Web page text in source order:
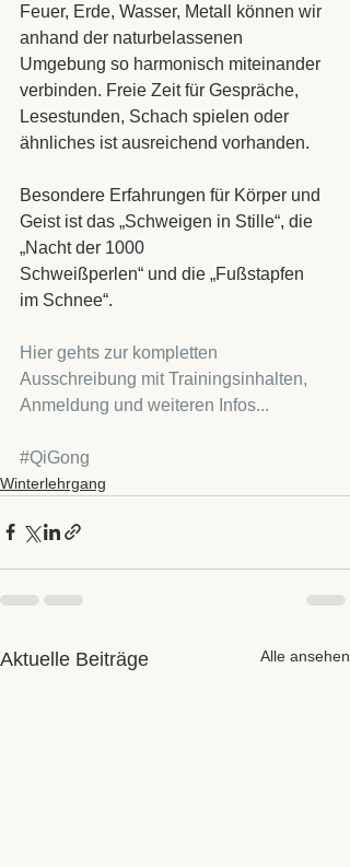
Feuer, Erde, Wasser, Metall können wir
anhand der naturbelassenen
Umgebung so harmonisch miteinander
verbinden. Freie Zeit für Gespräche,
Lesestunden, Schach spielen oder
ähnliches ist ausreichend vorhanden.
Besondere Erfahrungen für Körper und
Geist ist das „Schweigen in Stille“, die
„Nacht der 1000
Schweißperlen“ und die „Fußstapfen
im Schnee“.
Hier gehts zur kompletten
Ausschreibung mit Trainingsinhalten,
Anmeldung und weiteren Infos...
#QiGong
Winterlehrgang
Aktuelle Beiträge Alle ansehen